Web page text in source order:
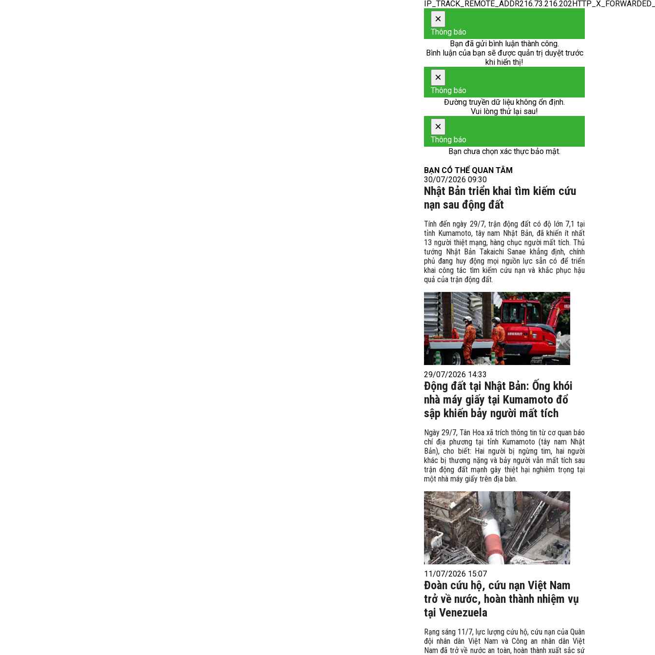
×
Thông báo
Bạn đã gửi bình luận thành công.
Bình luận của bạn sẽ được quản trị duyệt trước
khi hiển thị!
×
Thông báo
Đường truyền dữ liệu không ổn định.
Vui lòng thử lại sau!
×
Thông báo
Bạn chưa chọn xác thực bảo mật.
BẠN CÓ THỂ QUAN TÂM
30/07/2026 09:30
Nhật Bản triển khai tìm kiếm cứu
nạn sau động đất
Tính đến ngày 29/7, trận động đất có độ lớn 7,1 tại
tỉnh Kumamoto, tây nam Nhật Bản, đã khiến ít nhất
13 người thiệt mạng, hàng chục người mất tích. Thủ
tướng Nhật Bản Takaichi Sanae khẳng định, chính
phủ đang huy động mọi nguồn lực sẵn có để triển
khai công tác tìm kiếm cứu nạn và khắc phục hậu
quả của trận động đất.
29/07/2026 14:33
Động đất tại Nhật Bản: Ống khói
nhà máy giấy tại Kumamoto đổ
sập khiến bảy người mất tích
Ngày 29/7, Tân Hoa xã trích thông tin từ cơ quan báo
chí địa phương tại tỉnh Kumamoto (tây nam Nhật
Bản), cho biết: Hai người bị ngừng tim, hai người
khác bị thương nặng và bảy người vẫn mất tích sau
trận động đất mạnh gây thiệt hại nghiêm trọng tại
một nhà máy giấy trên địa bàn.
11/07/2026 15:07
Đoàn cứu hộ, cứu nạn Việt Nam
trở về nước, hoàn thành nhiệm vụ
tại Venezuela
Rạng sáng 11/7, lực lượng cứu hộ, cứu nạn của Quân
đội nhân dân Việt Nam và Công an nhân dân Việt
Nam đã trở về nước an toàn, hoàn thành xuất sắc sứ